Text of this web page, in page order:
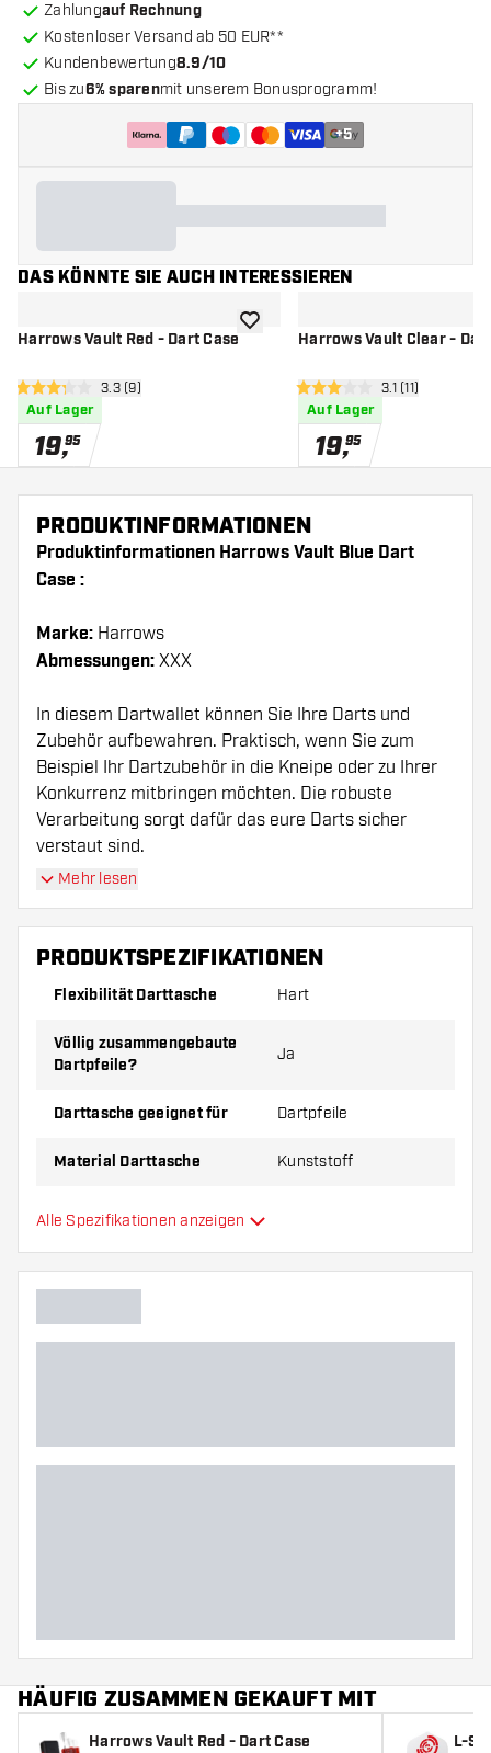
Zahlungauf Rechnung
Kostenloser Versand ab 50 EUR**
Kundenbewertung8.9/10
Bis zu6% sparenmit unserem Bonusprogramm!
+5
DAS KÖNNTE SIE AUCH INTERESSIEREN
Harrows Vault Red - Dart Case
Bewertungsbereich öffnen
3.3 Bewertungssterne
3.3 (9)
Auf Lager
19,95
Zur Wunschliste hinzufügen
Harrows Vault Clear -
3.1 Bewertungssterne
3.1 (11)
Auf Lager
19,95
PRODUKTINFORMATIONEN
Produktinformationen Harrows Vault Blue Dart
Case :
Marke: Harrows
Abmessungen: XXX
In diesem Dartwallet können Sie Ihre Darts und
Zubehör aufbewahren. Praktisch, wenn Sie zum
Beispiel Ihr Dartzubehör in die Kneipe oder zu Ihrer
Konkurrenz mitbringen möchten. Die robuste
Verarbeitung sorgt dafür das eure Darts sicher
verstaut sind.
Case wird ohne Darts und Zubehör geliefert.
Mehr lesen
PRODUKTSPEZIFIKATIONEN
Flexibilität Darttasche Hart
Völlig zusammengebaute
Dartpfeile?
Ja
Darttasche geeignet für Dartpfeile
Material Darttasche Kunststoff
Kapazität Darttasche
Zusätzliche Farben
Alle Spezifikationen anzeigen
HÄUFIG ZUSAMMEN GEKAUFT MIT
Harrows Vault Red - Dart Case
L-